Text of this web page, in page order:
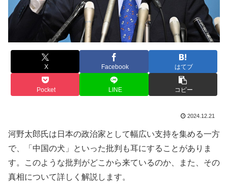
X Facebook はてブ
Pocket LINE コピー
2024.12.21
河野太郎氏は日本の政治家として幅広い支持を集める一方
で、「中国の犬」といった批判も耳にすることがありま
す。このような批判がどこから来ているのか、また、その
真相について詳しく解説します。